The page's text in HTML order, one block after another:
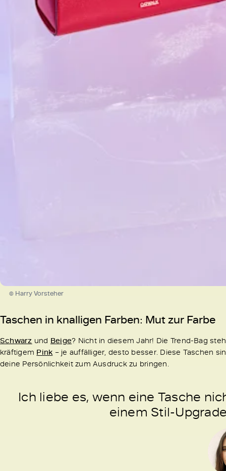
© Harry Vorsteher
Taschen in knalligen Farben: Mut zur Farbe
Schwarz und Beige? Nicht in diesem Jahr! Die Trend-Bag
kräftigem Pink – je auffälliger, desto besser. Diese Taschen
deine Persönlichkeit zum Ausdruck zu bringen.
Ich liebe es, wenn eine Tasche
einem Stil-